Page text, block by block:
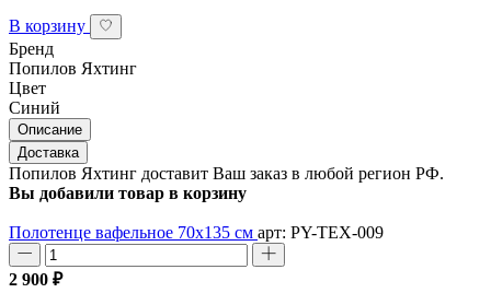
В корзину
Бренд
Попилов Яхтинг
Цвет
Синий
Описание
Доставка
Попилов Яхтинг доставит Ваш заказ в любой регион РФ.
Вы добавили товар в корзину
Полотенце вафельное 70х135 см арт: PY-TEX-009
2 900 ₽